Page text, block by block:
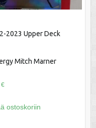
2023 Upper Deck
Mitch Marner
€
ostoskoriin